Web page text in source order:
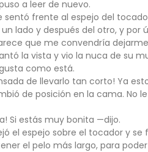
a leer de nuevo.
sentó frente al espejo del
lado y después del otro, y por
que me convendría
la vista y vio la nuca de su
como está.
de llevarlo tan corto! Ya
de posición en la cama. No
Si estás muy bonita —dijo.
el espejo sobre el tocador y
el pelo más largo, para